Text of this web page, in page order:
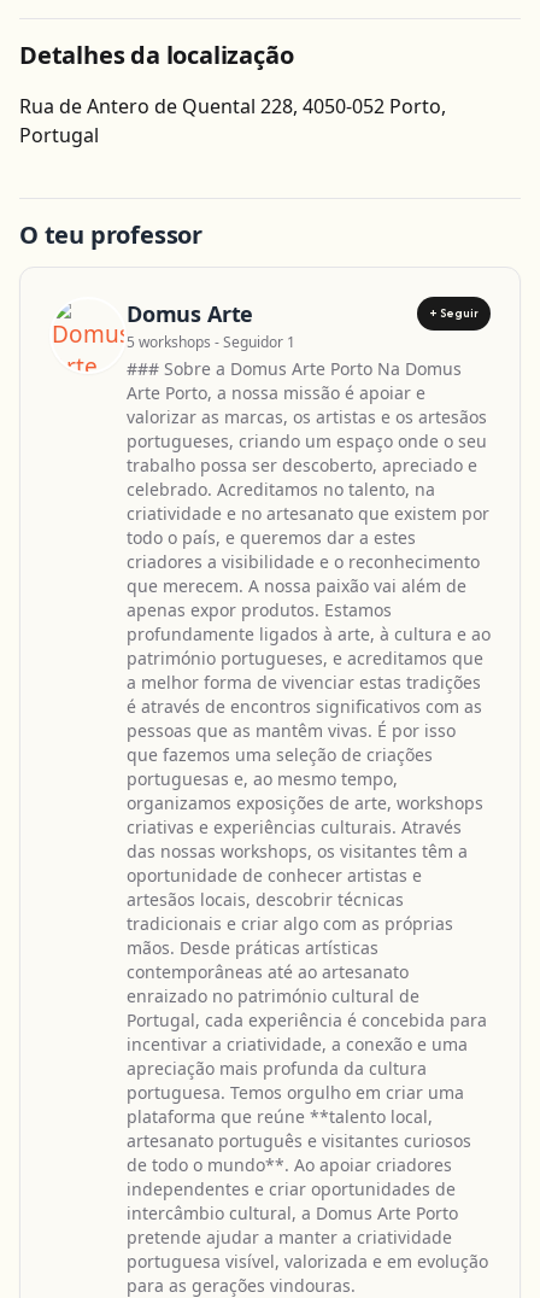
Detalhes da localização
Rua de Antero de Quental 228, 4050-052 Porto,
Portugal
O teu professor
Domus Arte + Seguir
5 workshops - Seguidor 1
### Sobre a Domus Arte Porto Na Domus
Arte Porto, a nossa missão é apoiar e
valorizar as marcas, os artistas e os artesãos
portugueses, criando um espaço onde o seu
trabalho possa ser descoberto, apreciado e
celebrado. Acreditamos no talento, na
criatividade e no artesanato que existem por
todo o país, e queremos dar a estes
criadores a visibilidade e o reconhecimento
que merecem. A nossa paixão vai além de
apenas expor produtos. Estamos
profundamente ligados à arte, à cultura e ao
património portugueses, e acreditamos que
a melhor forma de vivenciar estas tradições
é através de encontros significativos com as
pessoas que as mantêm vivas. É por isso
que fazemos uma seleção de criações
portuguesas e, ao mesmo tempo,
organizamos exposições de arte, workshops
criativas e experiências culturais. Através
das nossas workshops, os visitantes têm a
oportunidade de conhecer artistas e
artesãos locais, descobrir técnicas
tradicionais e criar algo com as próprias
mãos. Desde práticas artísticas
contemporâneas até ao artesanato
enraizado no património cultural de
Portugal, cada experiência é concebida para
incentivar a criatividade, a conexão e uma
apreciação mais profunda da cultura
portuguesa. Temos orgulho em criar uma
plataforma que reúne **talento local,
artesanato português e visitantes curiosos
de todo o mundo**. Ao apoiar criadores
independentes e criar oportunidades de
intercâmbio cultural, a Domus Arte Porto
pretende ajudar a manter a criatividade
portuguesa visível, valorizada e em evolução
para as gerações vindouras.